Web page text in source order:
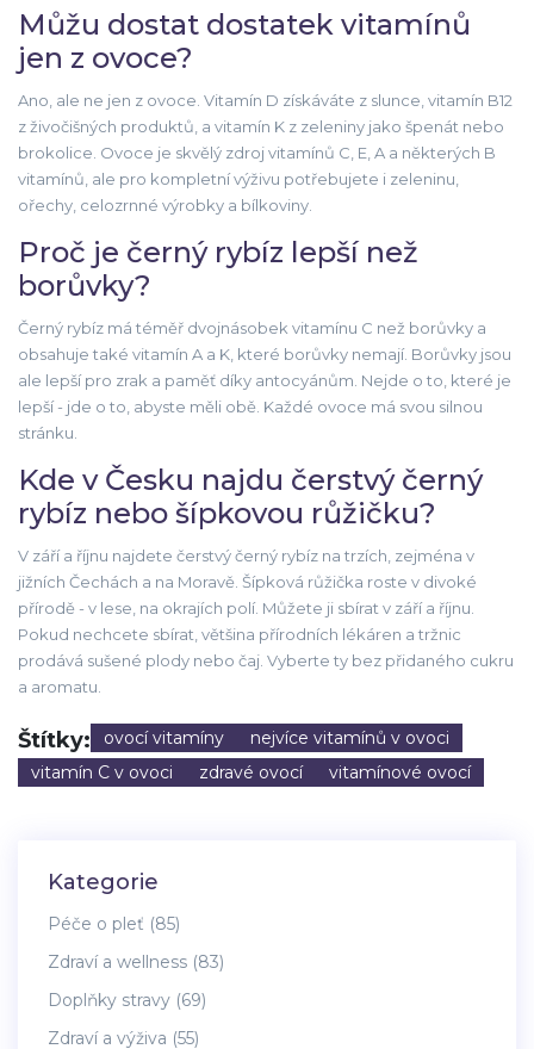
Můžu dostat dostatek vitamínů
jen z ovoce?
Ano, ale ne jen z ovoce. Vitamín D získáváte z slunce, vitamín B12
z živočišných produktů, a vitamín K z zeleniny jako špenát nebo
brokolice. Ovoce je skvělý zdroj vitamínů C, E, A a některých B
vitamínů, ale pro kompletní výživu potřebujete i zeleninu,
ořechy, celozrnné výrobky a bílkoviny.
Proč je černý rybíz lepší než
borůvky?
Černý rybíz má téměř dvojnásobek vitamínu C než borůvky a
obsahuje také vitamín A a K, které borůvky nemají. Borůvky jsou
ale lepší pro zrak a paměť díky antocyánům. Nejde o to, které je
lepší - jde o to, abyste měli obě. Každé ovoce má svou silnou
stránku.
Kde v Česku najdu čerstvý černý
rybíz nebo šípkovou růžičku?
V září a říjnu najdete čerstvý černý rybíz na trzích, zejména v
jižních Čechách a na Moravě. Šípková růžička roste v divoké
přírodě - v lese, na okrajích polí. Můžete ji sbírat v září a říjnu.
Pokud nechcete sbírat, většina přírodních lékáren a tržnic
prodává sušené plody nebo čaj. Vyberte ty bez přidaného cukru
a aromatu.
Štítky: ovocí vitamíny
nejvíce vitamínů v ovoci
vitamín C v ovoci
zdravé ovocí vitamínové ovocí
Kategorie
Péče o pleť (85)
Zdraví a wellness (83)
Doplňky stravy (69)
Zdraví a výživa (55)